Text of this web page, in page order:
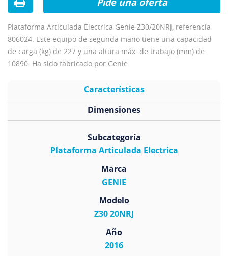
Plataforma Articulada Electrica Genie Z30/20NRJ, referencia
806024. Este equipo de segunda mano tiene una capacidad
de carga (kg) de 227 y una altura máx. de trabajo (mm) de
10890. Ha sido fabricado por Genie.
Características
Subcategoría
Plataforma Articulada Electrica
Marca
GENIE
Modelo
Z30 20NRJ
Año
2016
Dimensiones